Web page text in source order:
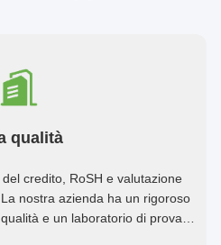
qualità
credito, RoSH e valutazione
nostra azienda ha un rigoroso
e un laboratorio di prova